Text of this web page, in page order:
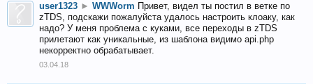
user1323 ► WWWorm Привет, видел ты постил в ветке по
zTDS, подскажи пожалуйста удалось настроить клоаку, как
надо? У меня проблема с куками, все переходы в zTDS
прилетают как уникальные, из шаблона видимо api.php
некорректно обрабатывает.
03.04.18